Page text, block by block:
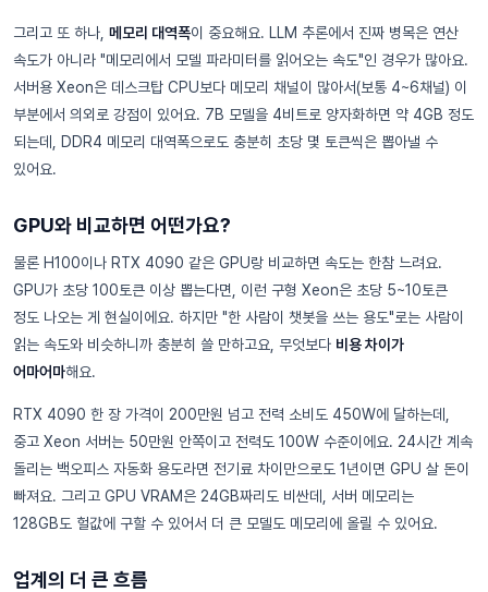
그리고 또 하나, 메모리 대역폭이 중요해요. LLM 추론에서 진짜 병목은 연산
속도가 아니라 "메모리에서 모델 파라미터를 읽어오는 속도"인 경우가 많아요.
서버용 Xeon은 데스크탑 CPU보다 메모리 채널이 많아서(보통 4~6채널) 이
부분에서 의외로 강점이 있어요. 7B 모델을 4비트로 양자화하면 약 4GB 정도
되는데, DDR4 메모리 대역폭으로도 충분히 초당 몇 토큰씩은 뽑아낼 수
있어요.
GPU와 비교하면 어떤가요?
물론 H100이나 RTX 4090 같은 GPU랑 비교하면 속도는 한참 느려요.
GPU가 초당 100토큰 이상 뽑는다면, 이런 구형 Xeon은 초당 5~10토큰
정도 나오는 게 현실이에요. 하지만 "한 사람이 챗봇을 쓰는 용도"로는 사람이
읽는 속도와 비슷하니까 충분히 쓸 만하고요, 무엇보다 비용 차이가
어마어마해요.
RTX 4090 한 장 가격이 200만원 넘고 전력 소비도 450W에 달하는데,
중고 Xeon 서버는 50만원 안쪽이고 전력도 100W 수준이에요. 24시간 계속
돌리는 백오피스 자동화 용도라면 전기료 차이만으로도 1년이면 GPU 살 돈이
빠져요. 그리고 GPU VRAM은 24GB짜리도 비싼데, 서버 메모리는
128GB도 헐값에 구할 수 있어서 더 큰 모델도 메모리에 올릴 수 있어요.
업계의 더 큰 흐름